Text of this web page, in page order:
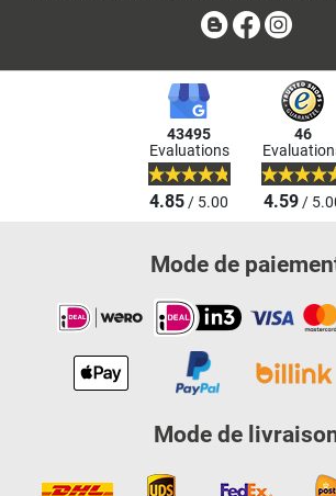
BlogFacebook
43495
Evaluations
4.85/ 5.00
46
4.59/
Mode de
Mode de